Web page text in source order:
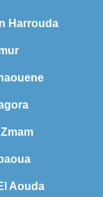
Harrouda
Aouda